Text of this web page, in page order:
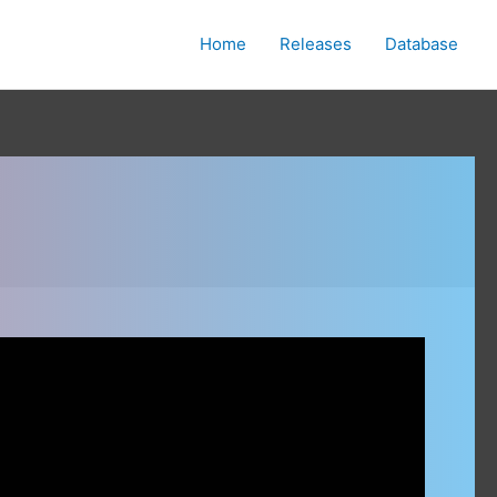
Home Releases Database